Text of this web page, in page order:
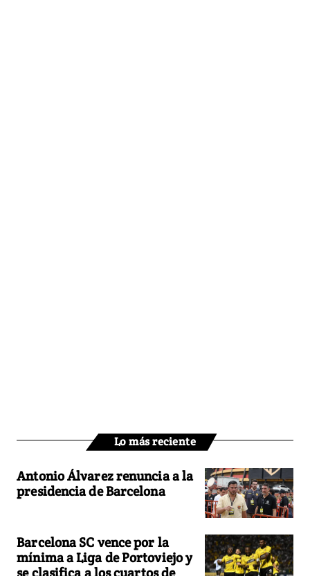
Lo más reciente
Antonio Álvarez renuncia a la
presidencia de Barcelona
Barcelona SC vence por la
mínima a Liga de Portoviejo y
se clasifica a los cuartos de